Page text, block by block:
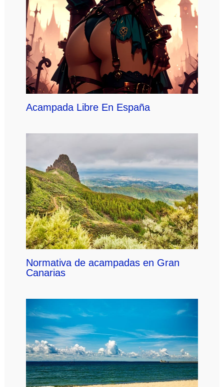
Acampada Libre En España
Normativa de acampadas en Gran
Canarias